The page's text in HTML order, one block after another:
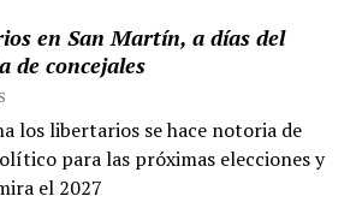
en San Martín, a días del
de concejales
los libertarios se hace notoria de
para las próximas elecciones y
el 2027